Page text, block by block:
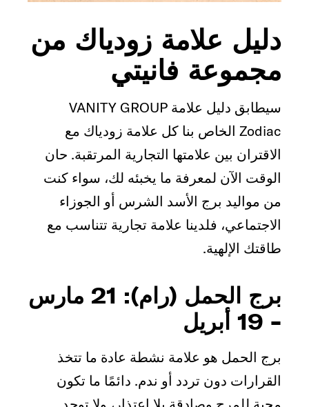
دليل علامة زودياك من
مجموعة فانيتي
سيطابق دليل علامة VANITY GROUP
Zodiac الخاص بنا كل علامة زودياك مع
الاقتران بين علامتها التجارية المرتقبة. حان
الوقت الآن لمعرفة ما يخبئه لك، سواء كنت
من مواليد برج الأسد الشرس أو الجوزاء
الاجتماعي، فلدينا علامة تجارية تتناسب مع
طاقتك الإلهية.
برج الحمل (رام): 21 مارس
- 19 أبريل
برج الحمل هو علامة نشطة عادة ما تتخذ
القرارات دون تردد أو ندم. دائمًا ما تكون